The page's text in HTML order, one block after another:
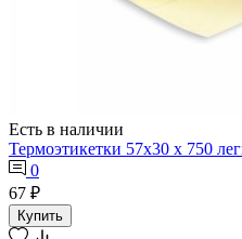
Есть в наличии
Термоэтикетки 57х30 х 750
0
67 ₽
Купить